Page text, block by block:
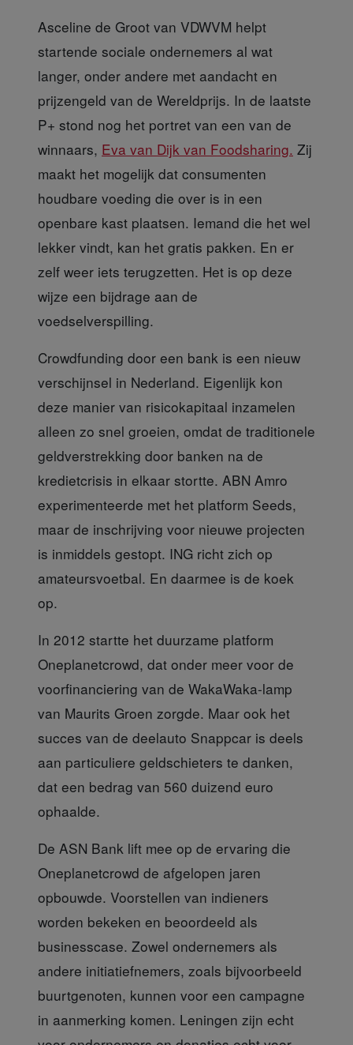
Asceline de Groot van VDWVM helpt
startende sociale ondernemers al wat
langer, onder andere met aandacht en
prijzengeld van de Wereldprijs. In de laatste
P+ stond nog het portret van een van de
winnaars, Eva van Dijk van Foodsharing. Zij
maakt het mogelijk dat consumenten
houdbare voeding die over is in een
openbare kast plaatsen. Iemand die het wel
lekker vindt, kan het gratis pakken. En er
zelf weer iets terugzetten. Het is op deze
wijze een bijdrage aan de
voedselverspilling.
Crowdfunding door een bank is een nieuw
verschijnsel in Nederland. Eigenlijk kon
deze manier van risicokapitaal inzamelen
alleen zo snel groeien, omdat de traditionele
geldverstrekking door banken na de
kredietcrisis in elkaar stortte. ABN Amro
experimenteerde met het platform Seeds,
maar de inschrijving voor nieuwe projecten
is inmiddels gestopt. ING richt zich op
amateursvoetbal. En daarmee is de koek
op.
In 2012 startte het duurzame platform
Oneplanetcrowd, dat onder meer voor de
voorfinanciering van de WakaWaka-lamp
van Maurits Groen zorgde. Maar ook het
succes van de deelauto Snappcar is deels
aan particuliere geldschieters te danken,
dat een bedrag van 560 duizend euro
ophaalde.
De ASN Bank lift mee op de ervaring die
Oneplanetcrowd de afgelopen jaren
opbouwde. Voorstellen van indieners
worden bekeken en beoordeeld als
businesscase. Zowel ondernemers als
andere initiatiefnemers, zoals bijvoorbeeld
buurtgenoten, kunnen voor een campagne
in aanmerking komen. Leningen zijn echt